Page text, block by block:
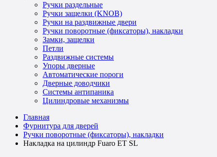
Ручки раздельные
Ручки защелки (KNOB)
Ручки на раздвижные двери
Ручки поворотные (фиксаторы), накладки
Замки, защелки
Петли
Раздвижные системы
Упоры дверные
Автоматические пороги
Дверные доводчики
Системы антипаника
Цилиндровые механизмы
Главная
Фурнитура для дверей
Ручки поворотные (фиксаторы), накладки
Накладка на цилиндр Fuaro ET SL